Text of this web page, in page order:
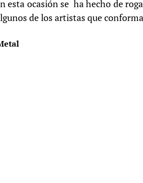
esta ocasión se ha hecho de
de los artistas que